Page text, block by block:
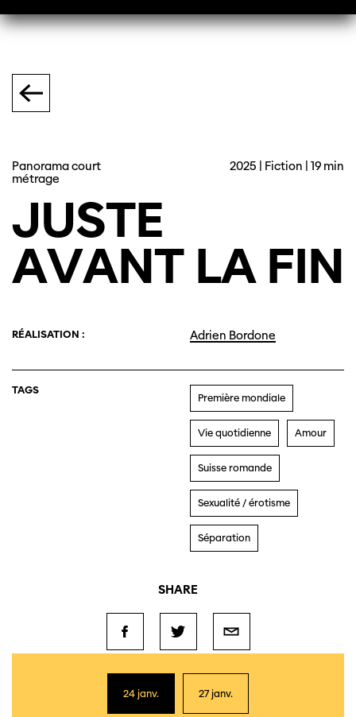
Panorama court
métrage
2025 | Fiction | 19 min
JUSTE
AVANT LA FIN
RÉALISATION : Adrien Bordone
TAGS
Première mondiale
Vie quotidienne Amour
Suisse romande
Sexualité / érotisme
Séparation
SHARE
24 janv. 27 janv.